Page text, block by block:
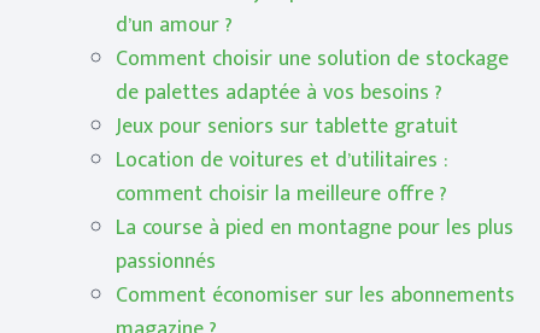
d’un amour ?
Comment choisir une solution de stockage
de palettes adaptée à vos besoins ?
Jeux pour seniors sur tablette gratuit
Location de voitures et d’utilitaires :
comment choisir la meilleure offre ?
La course à pied en montagne pour les plus
passionnés
Comment économiser sur les abonnements